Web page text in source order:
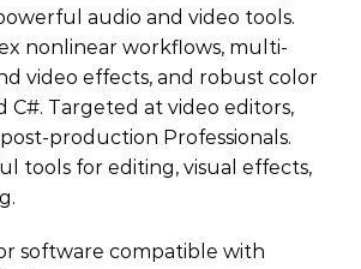
audio and video tools.
nonlinear workflows, multi-
video effects, and robust color
C#. Targeted at video editors,
production Professionals.
tools for editing, visual effects,
software compatible with